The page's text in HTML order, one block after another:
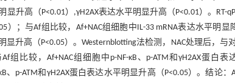
升高（P<0.01）,γH2AX表达水平明显升高（P<0.01）。RT-
）；与Af组比较，Af+NAC组细胞中IL-33 mRNA表达水平明
显升高（P<0.05）。Westernblotting法检测，NAC处理后，与
组比较，Af+NAC组细胞中p-NF-κB、p-ATM和γH2AX蛋白
、p-ATM和γH2AX蛋白表达水平明显升高（P<0.05）。结论